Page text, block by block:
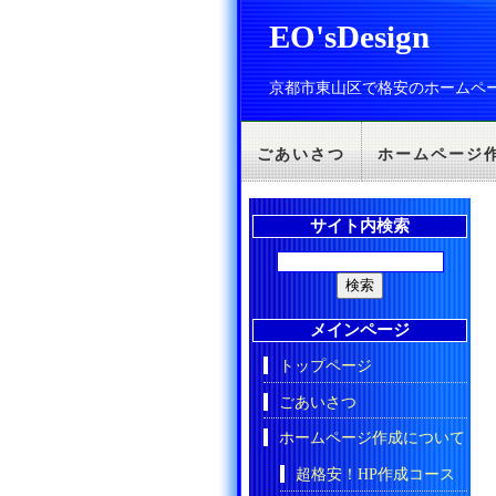
EO'sDesign
京都市東山区で格安のホームペ
ごあいさつ ホームページ
サイト内検索
メインページ
トップページ
ごあいさつ
ホームページ作成について
超格安！HP作成コース